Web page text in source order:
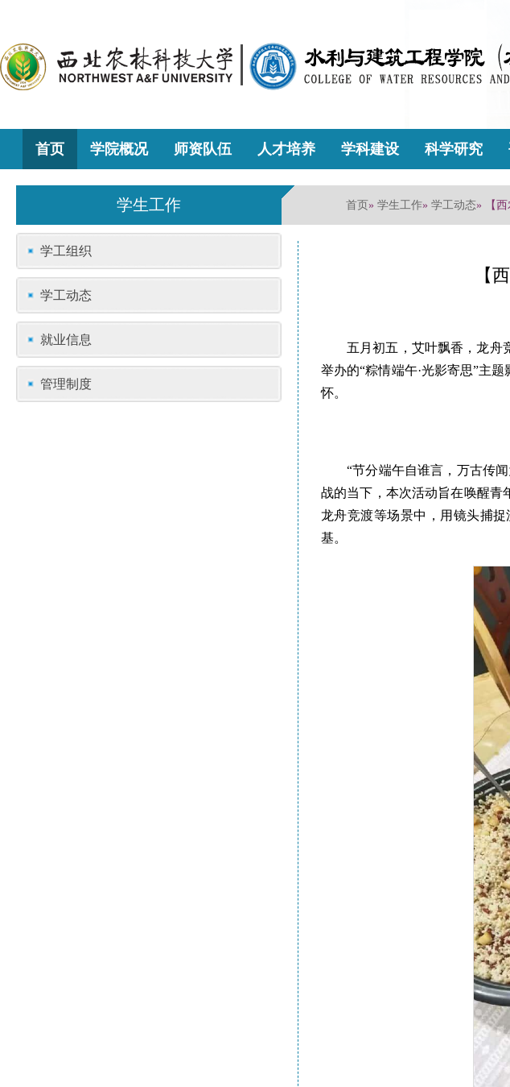
首页 学院概况 师资队伍 人才培养 学科建设 科学研究
学生工作 首页 » 学生工作» 学工动态» 【
学工组织
学工动态
就业信息
管理制度
【
五月初五，艾叶飘香，龙舟
举办的“粽情端午·光影寄思”主
怀。
“节分端午自谁言，万古传
战的当下，本次活动旨在唤醒青
龙舟竞渡等场景中，用镜头捕
基。